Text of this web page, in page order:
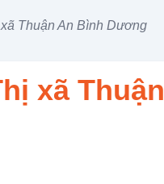
Thuận An Bình Dương
xã Thuận